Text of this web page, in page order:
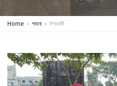
Home পাবনা ঈশ্বরদী